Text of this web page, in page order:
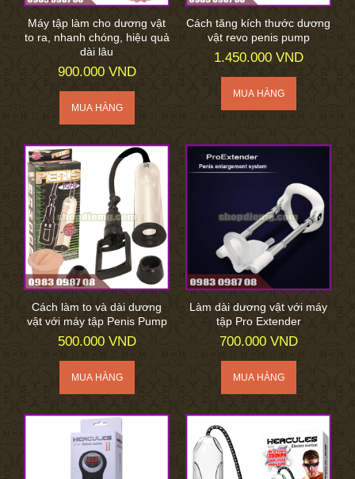
Máy tập làm cho dương vật
to ra, nhanh chóng, hiệu quả
dài lâu
900.000 VND
Cách tăng kích thước dương
vật revo penis pump
1.450.000 VND
Cách làm to và dài dương
vật với máy tập Penis Pump
500.000 VND
Làm dài dương vật với máy
tập Pro Extender
700.000 VND